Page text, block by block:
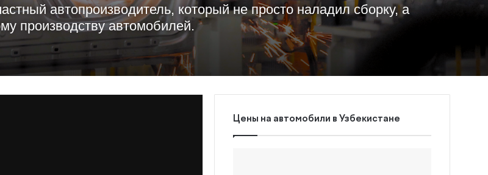
автопроизводитель, который не просто наладил сборку, а
производству автомобилей.
Цены на автомобили в Узбекистане